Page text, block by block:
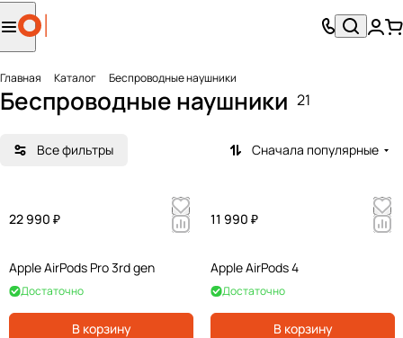
Главная Каталог Беcпроводные наушники
Беcпроводные наушники 21
Все фильтры Сначала популярные
22 990 ₽
Apple AirPods Pro 3rd gen
Достаточно
В корзину
11 990 ₽
Apple AirPods 4
Достаточно
В корзину